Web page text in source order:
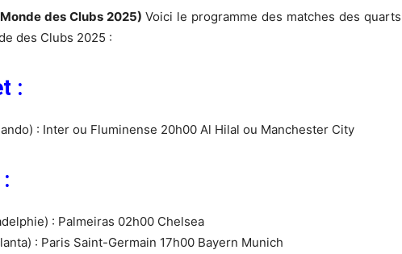
des Clubs 2025) Voici le programme des matches des quarts
des Clubs 2025 :
:
: Inter ou Fluminense 20h00 Al Hilal ou Manchester City
: Palmeiras 02h00 Chelsea
: Paris Saint-Germain 17h00 Bayern Munich